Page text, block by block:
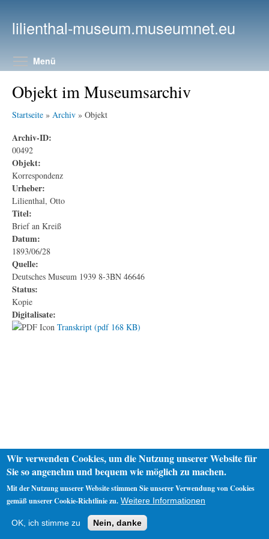
lilienthal-museum.museumnet.eu
Menü
Objekt im Museumsarchiv
Startseite » Archiv » Objekt
Archiv-ID:
00492
Objekt:
Korrespondenz
Urheber:
Lilienthal, Otto
Titel:
Brief an Kreiß
Datum:
1893/06/28
Quelle:
Deutsches Museum 1939 8-3BN 46646
Status:
Kopie
Digitalisate:
Transkript (pdf 168 KB)
Impressum
Wir verwenden Cookies, um die Nutzung unserer Website für
Sie so angenehm und bequem wie möglich zu machen.
Mit der Nutzung unserer Website stimmen Sie unserer Verwendung von Cookies
gemäß unserer Cookie-Richtlinie zu. Weitere Informationen
OK, ich stimme zu Nein, danke